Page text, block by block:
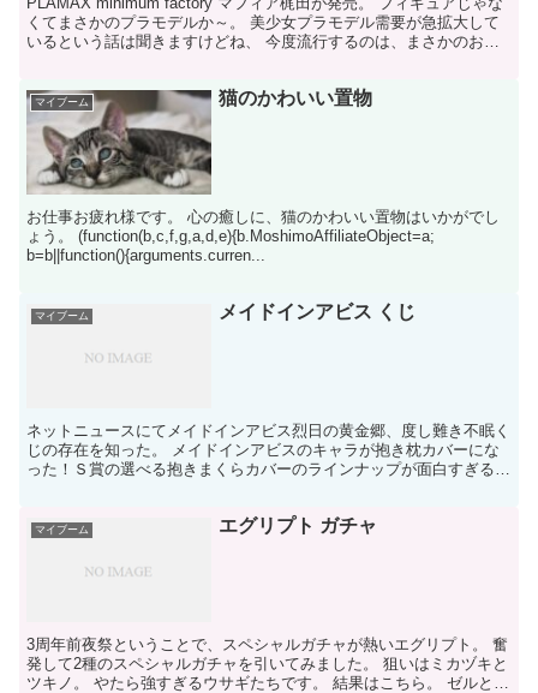
くてまさかのプラモデルか～。 美少女プラモデル需要が急拡大して
いるという話は聞きますけどね、 今度流行するのは、まさかのおっ
マイブーム 猫のかわいい置物
お仕事お疲れ様です。 心の癒しに、猫のかわいい置物はいかがでし
ょう。 (function(b,c,f,g,a,d,e){b.MoshimoAffiliateObject=a;
b=b||function(){arguments.curren...
マイブーム メイドインアビス くじ
ネットニュースにてメイドインアビス烈日の黄金郷、度し難き不眠く
じの存在を知った。 メイドインアビスのキャラが抱き枕カバーにな
った！Ｓ賞の選べる抱きまくらカバーのラインナップが面白すぎる。
マイブーム エグリプト ガチャ
3周年前夜祭ということで、スペシャルガチャが熱いエグリプト。 奮
発して2種のスペシャルガチャを引いてみました。 狙いはミカヅキと
ツキノ。 やたら強すぎるウサギたちです。 結果はこちら。 ゼルとア